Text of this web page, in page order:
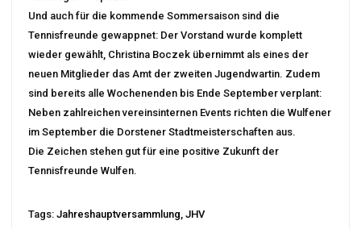
Und auch für die kommende Sommersaison sind die
Tennisfreunde gewappnet: Der Vorstand wurde komplett
wieder gewählt, Christina Boczek übernimmt als eines der
neuen Mitglieder das Amt der zweiten Jugendwartin. Zudem
sind bereits alle Wochenenden bis Ende September verplant:
Neben zahlreichen vereinsinternen Events richten die Wulfener
im September die Dorstener Stadtmeisterschaften aus.
Die Zeichen stehen gut für eine positive Zukunft der
Tennisfreunde Wulfen.
Tags: Jahreshauptversammlung JHV